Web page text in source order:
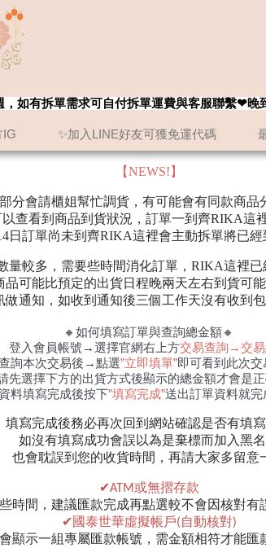
IG ✨加入LINE好友可獲免運代碼
如有拆單需求可自付拆單運費與客服聯繫❤晚